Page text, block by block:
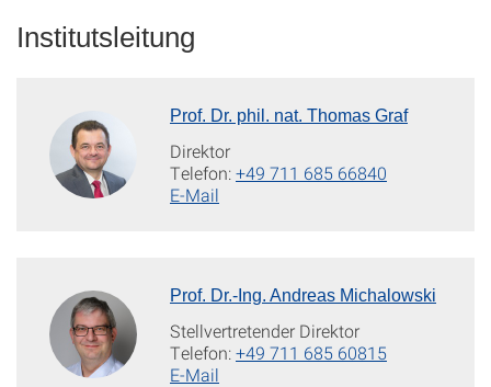
Institutsleitung
Prof. Dr. phil. nat. Thomas Graf
Direktor
Telefon:+49 711 685 66840
E-Mail
Prof. Dr.-Ing. Andreas Michalowski
Stellvertretender Direktor
Telefon:+49 711 685 60815
E-Mail